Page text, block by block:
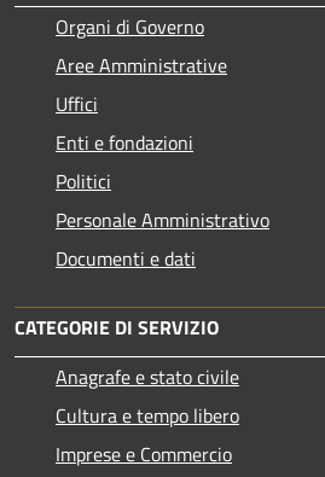
Organi di Governo
Aree Amministrative
Uffici
Enti e fondazioni
Politici
Personale Amministrativo
Documenti e dati
CATEGORIE DI SERVIZIO
Anagrafe e stato civile
Cultura e tempo libero
Imprese e Commercio